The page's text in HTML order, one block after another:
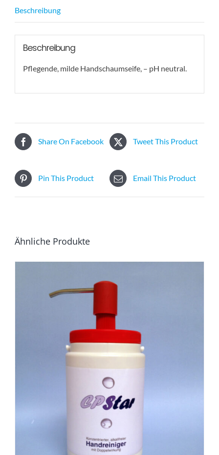
Beschreibung
Beschreibung
Pflegende, milde Handschaumseife, – pH neutral.
Share On Facebook Tweet This Product
Pin This Product Email This Product
Ähnliche Produkte